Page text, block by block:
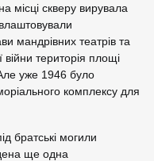
місці скверу вирувала
мандрівних театрів та
війни територія площі
уже 1946 було
комплексу для
братські могили
ще одна